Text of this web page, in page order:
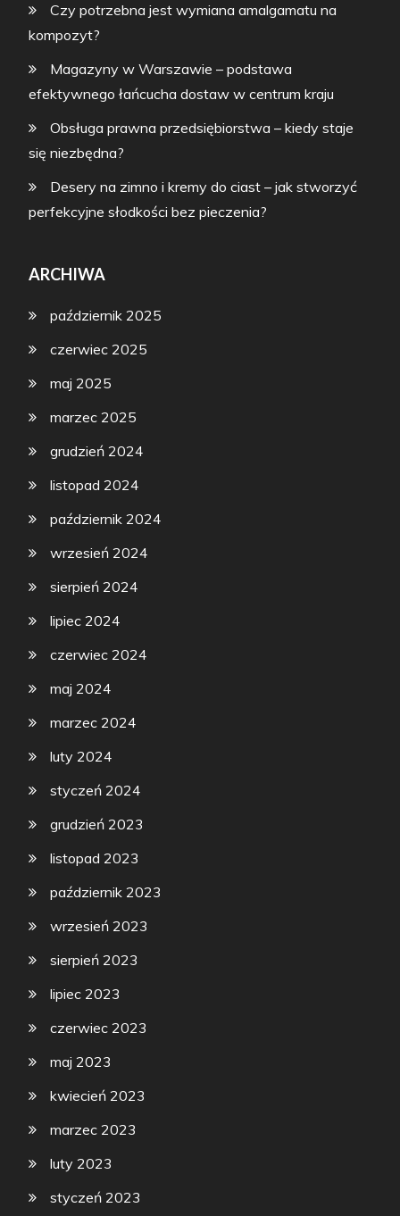
Czy potrzebna jest wymiana amalgamatu na
kompozyt?
Magazyny w Warszawie – podstawa
efektywnego łańcucha dostaw w centrum kraju
Obsługa prawna przedsiębiorstwa – kiedy staje
się niezbędna?
Desery na zimno i kremy do ciast – jak stworzyć
perfekcyjne słodkości bez pieczenia?
ARCHIWA
październik 2025
czerwiec 2025
maj 2025
marzec 2025
grudzień 2024
listopad 2024
październik 2024
wrzesień 2024
sierpień 2024
lipiec 2024
czerwiec 2024
maj 2024
marzec 2024
luty 2024
styczeń 2024
grudzień 2023
listopad 2023
październik 2023
wrzesień 2023
sierpień 2023
lipiec 2023
czerwiec 2023
maj 2023
kwiecień 2023
marzec 2023
luty 2023
styczeń 2023